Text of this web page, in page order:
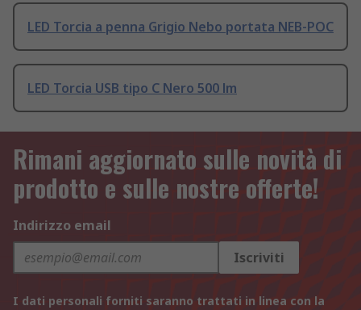
LED Torcia a penna Grigio Nebo portata NEB-POC
LED Torcia USB tipo C Nero 500 lm
Rimani aggiornato sulle novità di
prodotto e sulle nostre offerte!
Indirizzo email
Iscriviti
I dati personali forniti saranno trattati in linea con la